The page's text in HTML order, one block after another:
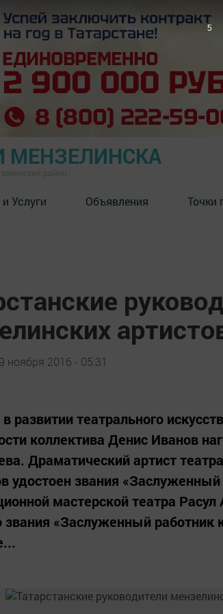
МЕНЗЕЛИНСКА
Услуги Объявления Точки
ноября 2016 - 05:31
развитии театрального
коллектива Денис Иванов
Драматический артист
удостоен звания
мастерской театра
звания «Заслуженный работник
4